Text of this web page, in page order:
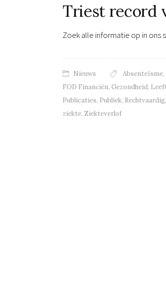
Triest record
Zoek alle informatie op in
Nieuws Absenteïsme,
FOD Financiën, Gezondheid,
Publicaties, Publiek, Rechtvaardig,
ziekte, Ziekteverlof